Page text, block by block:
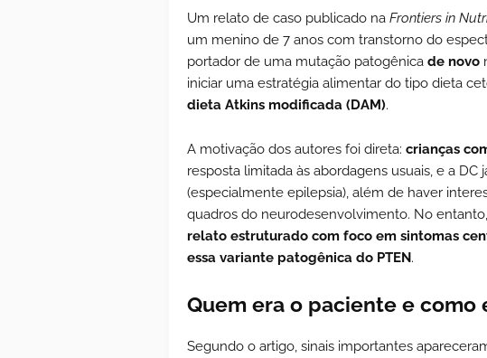
Um relato de caso publicado na Frontiers in
um menino de 7 anos com transtorno do
portador de uma mutação patogênica de novo
iniciar uma estratégia alimentar do tipo dieta
dieta Atkins modificada (DAM).
A motivação dos autores foi direta: crianças
resposta limitada às abordagens usuais, e a
(especialmente epilepsia), além de haver
quadros do neurodesenvolvimento. No entanto,
relato estruturado com foco em sintomas
essa variante patogênica do PTEN.
Quem era o paciente e como
Segundo o artigo, sinais importantes